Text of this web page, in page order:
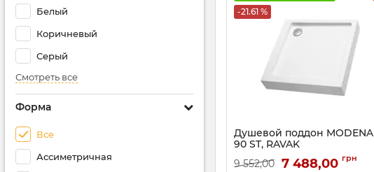
Белый
Коричневый
Серый
Смотреть все
Форма
Все
Ассиметричная
-21.61 %
Душевой поддон MODENA
90 ST, RAVAK
Артикул:XАU0000011
9 552,00 7 488,00 грн